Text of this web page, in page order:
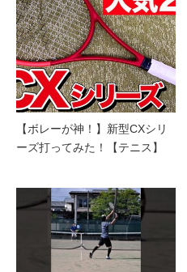
【ボレーが神！】新型CXシリ
ーズ打ってみた！【テニス】